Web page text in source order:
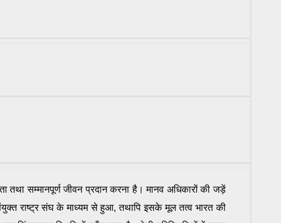
तथा सम्मानपूर्ण जीवन प्रदान करना है। मानव अधिकारों की जड़ें
संयुक्त राष्ट्र संघ के माध्यम से हुआ, तथापि इसके मूल तत्व भारत की